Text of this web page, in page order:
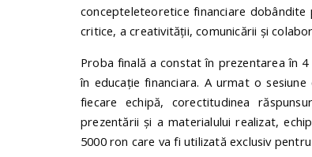
concepteleteoretice financiare
critice, a creativității, comunicării și
Proba finală a constat în prezentarea în
în educație financiara. A urmat o
fiecare echipă, corectitudinea
prezentării și a materialului realizat,
5000 ron care va fi utilizată exclusiv